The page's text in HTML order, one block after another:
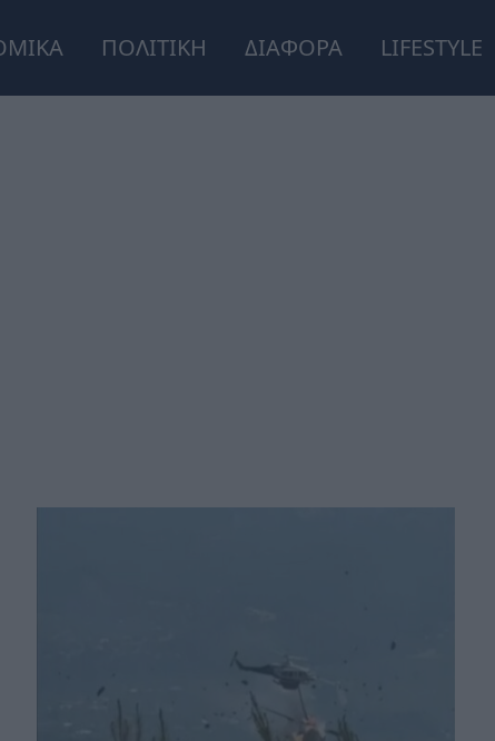
ΠΟΛΙΤΙΚΗ ΔΙΑΦΟΡΑ LIFESTYLE